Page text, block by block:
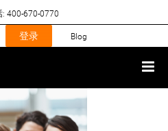
: 400-670-0770
登录 Blog